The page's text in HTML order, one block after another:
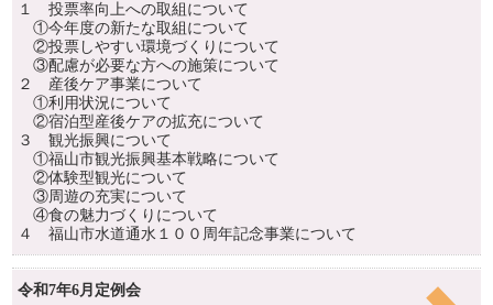
１ 投票率向上への取組について
①今年度の新たな取組について
②投票しやすい環境づくりについて
③配慮が必要な方への施策について
２ 産後ケア事業について
①利用状況について
②宿泊型産後ケアの拡充について
３ 観光振興について
①福山市観光振興基本戦略について
②体験型観光について
③周遊の充実について
④食の魅力づくりについて
４ 福山市水道通水１００周年記念事業について
令和7年6月定例会